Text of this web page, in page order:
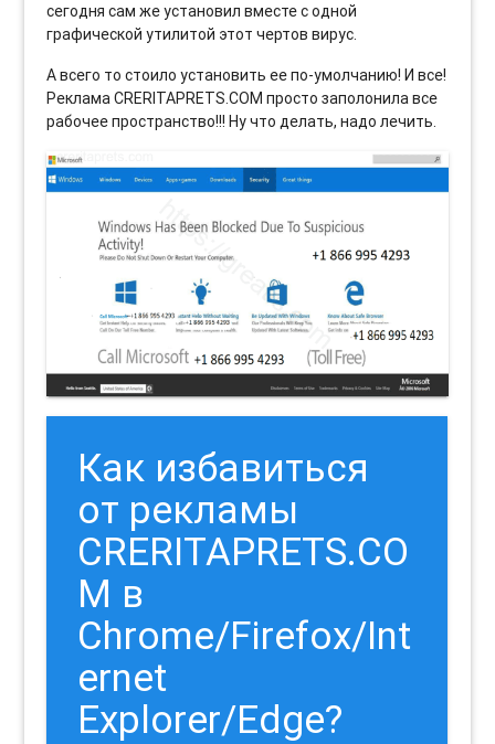
сегодня сам же установил вместе с одной
графической утилитой этот чертов вирус.
А всего то стоило установить ее по-умолчанию! И все!
Реклама CRERITAPRETS.COM просто заполонила все
рабочее пространство!!! Ну что делать, надо лечить.
Как избавиться
от рекламы
CRERITAPRETS.CO
M в
Chrome/Firefox/Int
ernet
Explorer/Edge?